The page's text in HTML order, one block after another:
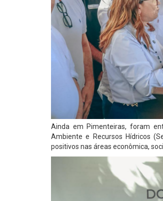
Ainda em Pimenteiras, foram
Ambiente e Recursos Hídricos
positivos nas áreas econômica,